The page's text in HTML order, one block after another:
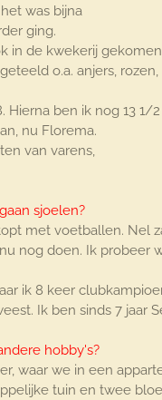
was bijna
ging.
in de kwekerij
o.a. anjers, rozen,
Hierna ben ik nog 13 1/2
nu Florema.
van varens,
sjoelen?
met voetballen. Nel
nog doen. Ik probeer
ik 8 keer
Ik ben sinds 7 jaar
hobby's?
waar we in een
tuin en twee